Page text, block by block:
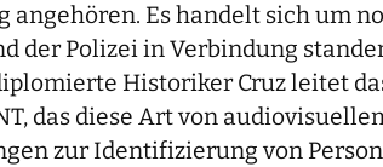
Es handelt sich um
der Polizei in Verbindung
Historiker Cruz leitet
das diese Art von
zur Identifizierung von